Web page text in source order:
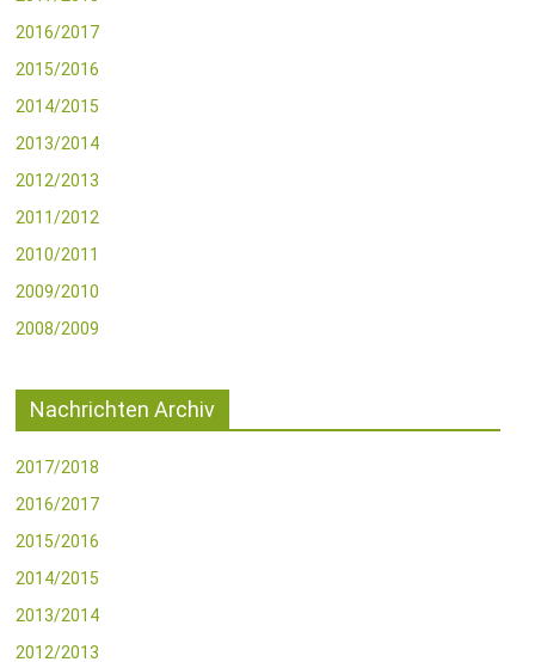
2016/2017
2015/2016
2014/2015
2013/2014
2012/2013
2011/2012
2010/2011
2009/2010
2008/2009
Nachrichten Archiv
2017/2018
2016/2017
2015/2016
2014/2015
2013/2014
2012/2013